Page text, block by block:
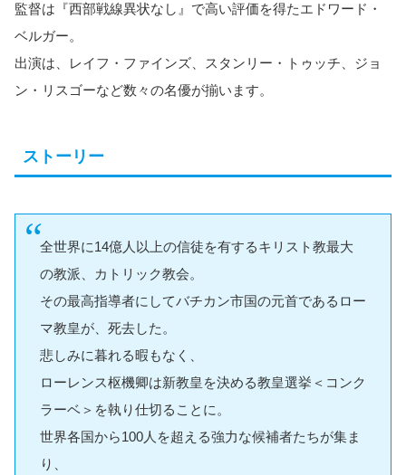
監督は『西部戦線異状なし』で高い評価を得たエドワード・
ベルガー。
出演は、レイフ・ファインズ、スタンリー・トゥッチ、ジョ
ン・リスゴーなど数々の名優が揃います。
ストーリー
全世界に14億人以上の信徒を有するキリスト教最大
の教派、カトリック教会。
その最高指導者にしてバチカン市国の元首であるロー
マ教皇が、死去した。
悲しみに暮れる暇もなく、
ローレンス枢機卿は新教皇を決める教皇選挙＜コンク
ラーベ＞を執り仕切ることに。
世界各国から100人を超える強力な候補者たちが集ま
り、